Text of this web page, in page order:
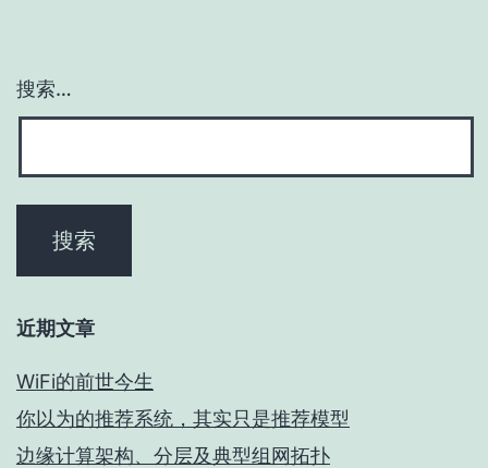
搜索…
近期文章
WiFi的前世今生
你以为的推荐系统，其实只是推荐模型
边缘计算架构、分层及典型组网拓扑